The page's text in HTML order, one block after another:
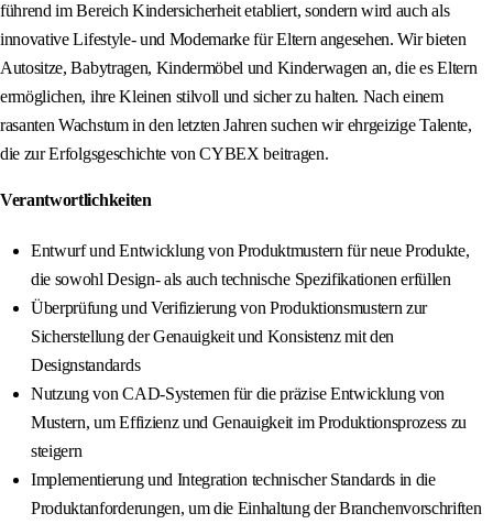
führend im Bereich Kindersicherheit etabliert, sondern wird auch als
innovative Lifestyle- und Modemarke für Eltern angesehen. Wir bieten
Autositze, Babytragen, Kindermöbel und Kinderwagen an, die es Eltern
ermöglichen, ihre Kleinen stilvoll und sicher zu halten. Nach einem
rasanten Wachstum in den letzten Jahren suchen wir ehrgeizige Talente,
die zur Erfolgsgeschichte von CYBEX beitragen.
Verantwortlichkeiten
Entwurf und Entwicklung von Produktmustern für neue Produkte,
die sowohl Design- als auch technische Spezifikationen erfüllen
Überprüfung und Verifizierung von Produktionsmustern zur
Sicherstellung der Genauigkeit und Konsistenz mit den
Designstandards
Nutzung von CAD-Systemen für die präzise Entwicklung von
Mustern, um Effizienz und Genauigkeit im Produktionsprozess zu
steigern
Implementierung und Integration technischer Standards in die
Produktanforderungen, um die Einhaltung der Branchenvorschriften